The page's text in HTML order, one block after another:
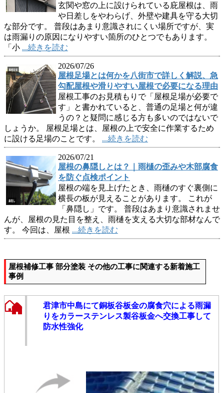
玄関や窓の上に設けられている庇屋根は、雨
や日差しをやわらげ、外壁や建具を守る大切
な部分です。 普段はあまり意識されにくい場所ですが、実
は雨漏りの原因になりやすい箇所のひとつでもあります。
「小 ...続きを読む
2026/07/26
屋根足場とは何かを八街市で詳しく解説、急
勾配屋根や滑りやすい屋根で必要になる理由
屋根工事のお見積もりで「屋根足場が必要で
す」と書かれていると、普通の足場と何が違
うの？と疑問に感じる方も多いのではないで
しょうか。 屋根足場とは、屋根の上で安全に作業するため
に設ける足場のことです。 ...続きを読む
2026/07/21
屋根の鼻隠しとは？｜雨樋の歪みや木部腐食
を防ぐ点検ポイント
屋根の端を見上げたとき、雨樋のすぐ裏側に
横長の板が見えることがあります。 これが
「鼻隠し」です。 普段はあまり意識されませ
んが、屋根の見た目を整え、雨樋を支える大切な部材なんで
す。 今回は、屋根 ...続きを読む
屋根補修工事 部分塗装 その他の工事に関連する新着施工
事例
君津市中島にて銅板谷板金の腐食穴による雨漏
りをカラーステンレス製谷板金へ交換工事して
防水性強化